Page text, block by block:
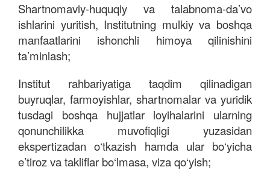
Shartnomaviy-huquqiy va talabnoma-da’vo
ishlarini yuritish, Institutning mulkiy va boshqa
manfaatlarini ishonchli himoya qilinishini
ta’minlash;
Institut rahbariyatiga taqdim qilinadigan
buyruqlar, farmoyishlar, shartnomalar va yuridik
tusdagi boshqa hujjatlar loyihalarini ularning
qonunchilikka muvofiqligi yuzasidan
ekspertizadan o‘tkazish hamda ular bo‘yicha
e’tiroz va takliflar bo‘lmasa, viza qo‘yish;